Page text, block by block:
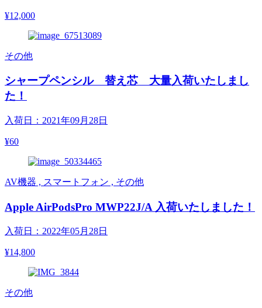
¥12,000
その他
シャープペンシル 替え芯 大量入荷いたしまし
た！
入荷日：2021年09月28日
¥60
AV機器 , スマートフォン , その他
Apple AirPodsPro MWP22J/A 入荷いたしました！
入荷日：2022年05月28日
¥14,800
その他